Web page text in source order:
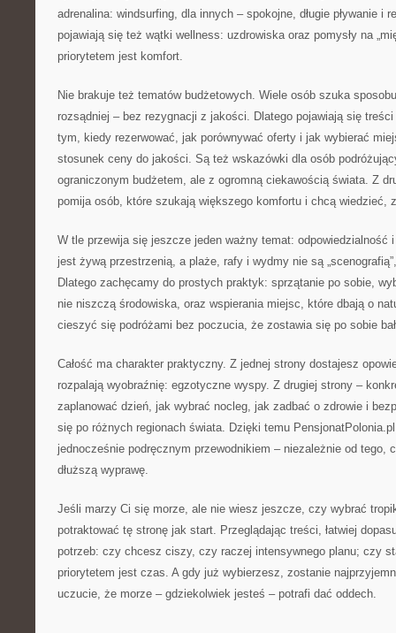
adrenalina: windsurfing, dla innych – spokojne, długie pływanie i
pojawiają się też wątki wellness: uzdrowiska oraz pomysły na
priorytetem jest komfort.
Nie brakuje też tematów budżetowych. Wiele osób szuka
rozsądniej – bez rezygnacji z jakości. Dlatego pojawiają się
tym, kiedy rezerwować, jak porównywać oferty i jak wybierać
stosunek ceny do jakości. Są też wskazówki dla osób
ograniczonym budżetem, ale z ogromną ciekawością świata. Z
pomija osób, które szukają większego komfortu i chcą wiedzieć,
W tle przewija się jeszcze jeden ważny temat: odpowiedzialność
jest żywą przestrzenią, a plaże, rafy i wydmy nie są
Dlatego zachęcamy do prostych praktyk: sprzątanie po sobie,
nie niszczą środowiska, oraz wspierania miejsc, które dbają o
cieszyć się podróżami bez poczucia, że zostawia się po sobie
Całość ma charakter praktyczny. Z jednej strony dostajesz
rozpalają wyobraźnię: egzotyczne wyspy. Z drugiej strony –
zaplanować dzień, jak wybrać nocleg, jak zadbać o zdrowie i
się po różnych regionach świata. Dzięki temu
jednocześnie podręcznym przewodnikiem – niezależnie od tego,
dłuższą wyprawę.
Jeśli marzy Ci się morze, ale nie wiesz jeszcze, czy wybrać
potraktować tę stronę jak start. Przeglądając treści, łatwiej
potrzeb: czy chcesz ciszy, czy raczej intensywnego planu; czy
priorytetem jest czas. A gdy już wybierzesz, zostanie
uczucie, że morze – gdziekolwiek jesteś – potrafi dać oddech.